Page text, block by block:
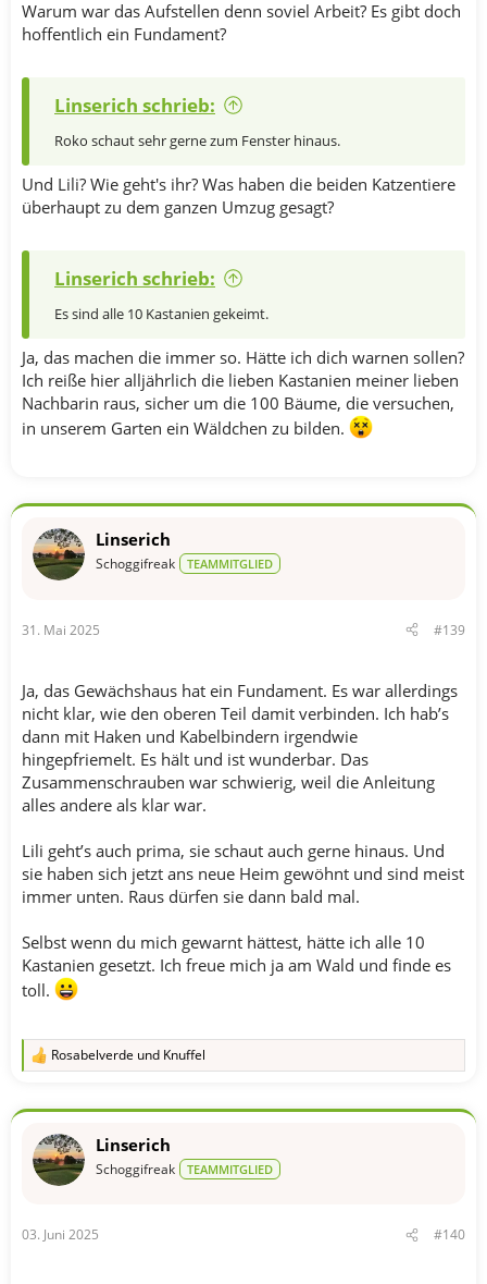
Warum war das Aufstellen denn soviel Arbeit? Es gibt doch
hoffentlich ein Fundament?
Linserich schrieb:
Roko schaut sehr gerne zum Fenster hinaus.
Und Lili? Wie geht's ihr? Was haben die beiden Katzentiere
überhaupt zu dem ganzen Umzug gesagt?
Linserich schrieb:
Es sind alle 10 Kastanien gekeimt.
Ja, das machen die immer so. Hätte ich dich warnen sollen?
Ich reiße hier alljährlich die lieben Kastanien meiner lieben
Nachbarin raus, sicher um die 100 Bäume, die versuchen,
in unserem Garten ein Wäldchen zu bilden.
Linserich
Schoggifreak TEAMMITGLIED
31. Mai 2025 #139
Ja, das Gewächshaus hat ein Fundament. Es war allerdings
nicht klar, wie den oberen Teil damit verbinden. Ich hab’s
dann mit Haken und Kabelbindern irgendwie
hingepfriemelt. Es hält und ist wunderbar. Das
Zusammenschrauben war schwierig, weil die Anleitung
alles andere als klar war.
Lili geht’s auch prima, sie schaut auch gerne hinaus. Und
sie haben sich jetzt ans neue Heim gewöhnt und sind meist
immer unten. Raus dürfen sie dann bald mal.
Selbst wenn du mich gewarnt hättest, hätte ich alle 10
Kastanien gesetzt. Ich freue mich ja am Wald und finde es
toll.
R
k
o
:
Rosabelverde und Knuffel
Linserich
Schoggifreak TEAMMITGLIED
03. Juni 2025 #140